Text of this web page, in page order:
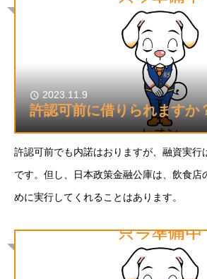
2023.11.9
許認可前に借りられますか
許認可前でも内諾はおりますが、融資実行
です。但し、日本政策金融公庫は、飲食店
めに実行してくれることはあります。